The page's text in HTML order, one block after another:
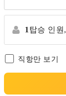
1 탑승 인원,
직항만 보기